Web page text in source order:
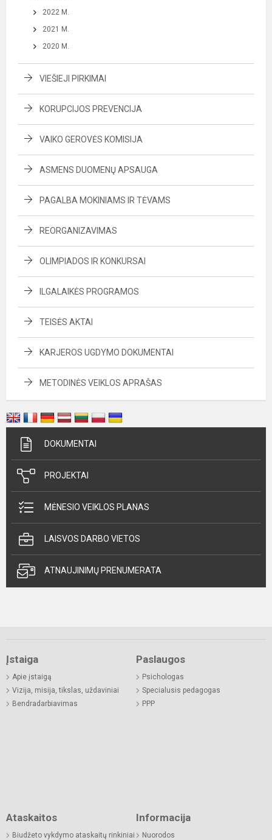
2022 M.
2021 M.
2020 M.
VIEŠIEJI PIRKIMAI
KORUPCIJOS PREVENCIJA
VAIKO GEROVĖS KOMISIJA
ASMENS DUOMENŲ APSAUGA
PAGALBA MOKINIAMS IR TĖVAMS
REORGANIZAVIMAS
OLIMPIADOS IR KONKURSAI
ILGALAIKĖS PROGRAMOS
TEISĖS AKTAI
KARJEROS UGDYMO DOKUMENTAI
METODINĖS VEIKLOS APRAŠAS
DOKUMENTAI
PROJEKTAI
MĖNESIO VEIKLOS PLANAS
LAISVOS DARBO VIETOS
ATNAUJINIMŲ PRENUMERATA
Įstaiga
Apie įstaigą
Vizija, misija, tikslas, uždaviniai
Bendradarbiavimas
Paslaugos
Psichologas
Specialusis pedagogas
PPP
Ataskaitos
Biudžeto vykdymo ataskaitų rinkiniai
Informacija
Nuorodos